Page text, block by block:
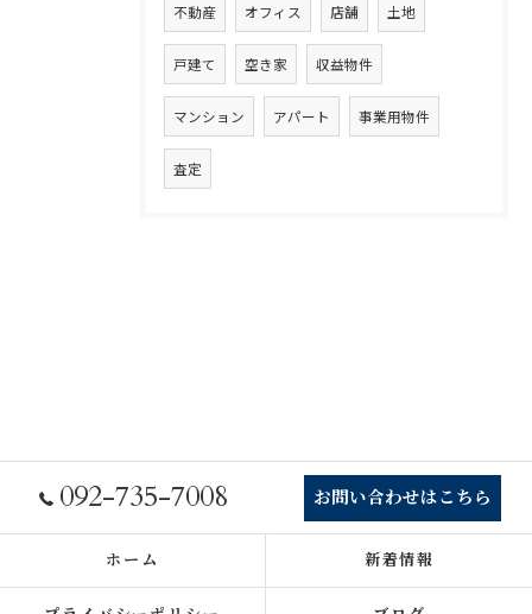
不動産 オフィス 店舗 土地
戸建て 空き家 収益物件
マンション アパート 事業用物件
査定
092-735-7008 お問い合わせはこちら
ホーム 新着情報